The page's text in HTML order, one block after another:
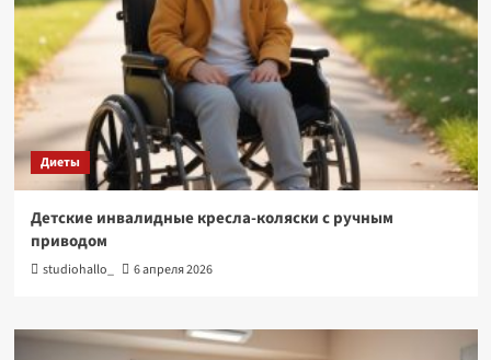
Диеты
Детские инвалидные кресла-коляски с ручным
приводом
studiohallo_ 6 апреля 2026